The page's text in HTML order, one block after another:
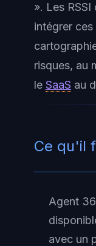
». Les
intégrer
risques, au
le SaaS au
Ce qu'il
Agent
avec un